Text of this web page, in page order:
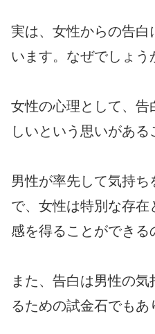
実は、女性からの告白
います。なぜでしょう
女性の心理として、告
しいという思いがある
男性が率先して気持ち
で、女性は特別な存
感を得ることができる
また、告白は男性の
るための試金石でもあ